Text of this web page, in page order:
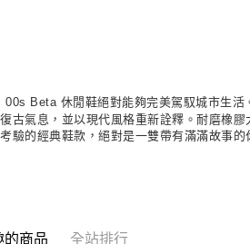
00s Beta 休閒鞋絕對能夠完美駕馭城市生
古氣息，並以現代風格重新詮釋。耐磨橡
驗的經典鞋款，絕對是一雙帶有滿滿故事的
的商品 全站排行